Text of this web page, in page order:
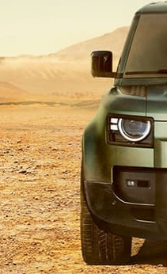
177 de ses Casques
attaque meurtrière
Gao, principale ville
ont été tués et cinq